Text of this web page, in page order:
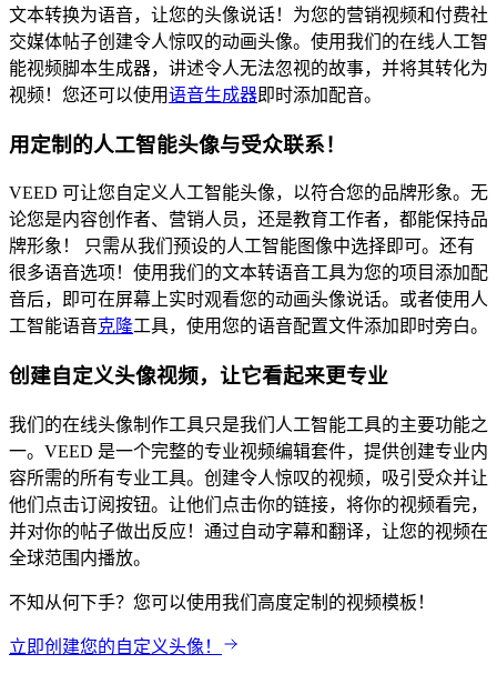
文本转换为语音，让您的头像说话！为您的营销视频和付费社
交媒体帖子创建令人惊叹的动画头像。使用我们的在线人工智
能视频脚本生成器，讲述令人无法忽视的故事，并将其转化为
视频！您还可以使用语音生成器即时添加配音。
用定制的人工智能头像与受众联系！
VEED 可让您自定义人工智能头像，以符合您的品牌形象。无
论您是内容创作者、营销人员，还是教育工作者，都能保持品
牌形象！ 只需从我们预设的人工智能图像中选择即可。还有
很多语音选项！使用我们的文本转语音工具为您的项目添加配
音后，即可在屏幕上实时观看您的动画头像说话。或者使用人
工智能语音克隆工具，使用您的语音配置文件添加即时旁白。
创建自定义头像视频，让它看起来更专业
我们的在线头像制作工具只是我们人工智能工具的主要功能之
一。VEED 是一个完整的专业视频编辑套件，提供创建专业内
容所需的所有专业工具。创建令人惊叹的视频，吸引受众并让
他们点击订阅按钮。让他们点击你的链接，将你的视频看完，
并对你的帖子做出反应！通过自动字幕和翻译，让您的视频在
全球范围内播放。
不知从何下手？您可以使用我们高度定制的视频模板！
立即创建您的自定义头像！